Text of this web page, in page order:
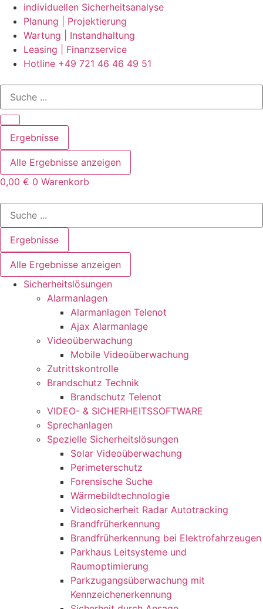
Zum
Inhalt
springen
individuellen Sicherheitsanalyse
Planung | Projektierung
Wartung | Instandhaltung
Leasing | Finanzservice
Hotline +49 721 46 46 49 51
Search
Ergebnisse
Alle Ergebnisse anzeigen
0,00 € 0 Warenkorb
Search
Ergebnisse
Alle Ergebnisse anzeigen
Sicherheitslösungen
Alarmanlagen
Alarmanlagen Telenot
Ajax Alarmanlage
Videoüberwachung
Mobile Videoüberwachung
Zutrittskontrolle
Brandschutz Technik
Brandschutz Telenot
VIDEO- & SICHERHEITSSOFTWARE
Sprechanlagen
Spezielle Sicherheitslösungen
Solar Videoüberwachung
Perimeterschutz
Forensische Suche
Wärmebildtechnologie
Videosicherheit Radar Autotracking​
Brandfrüherkennung
Brandfrüherkennung bei Elektrofahrzeugen
Parkhaus Leitsysteme und
Raumoptimierung
Parkzugangsüberwachung mit
Kennzeichenerkennung